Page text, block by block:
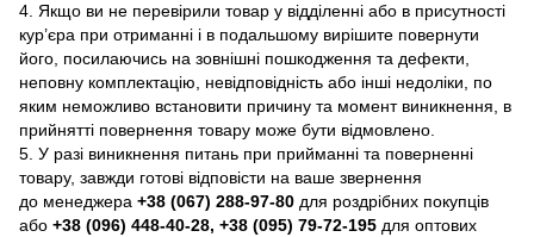
4. Якщо ви не перевірили товар у відділенні або в присутності
кур’єра при отриманні і в подальшому вирішите повернути
його, посилаючись на зовнішні пошкодження та дефекти,
неповну комплектацію, невідповідність або інші недоліки, по
яким неможливо встановити причину та момент виникнення, в
прийнятті повернення товару може бути відмовлено.
5. У разі виникнення питань при прийманні та поверненні
товару, завжди готові відповісти на ваше звернення
до менеджера +38 (067) 288-97-80 для роздрібних покупців
або +38 (096) 448-40-28, +38 (095) 79-72-195 для оптових